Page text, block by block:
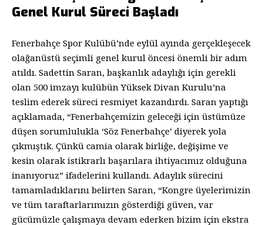
Genel Kurul Süreci Başladı
Fenerbahçe Spor Kulübü’nde eylül ayında gerçekleşecek
olağanüstü seçimli genel kurul öncesi önemli bir adım
atıldı. Sadettin Saran, başkanlık adaylığı için gerekli
olan 500 imzayı kulübün Yüksek Divan Kurulu’na
teslim ederek süreci resmiyet kazandırdı. Saran yaptığı
açıklamada, “Fenerbahçemizin geleceği için üstümüze
düşen sorumlulukla ‘Söz Fenerbahçe’ diyerek yola
çıkmıştık. Çünkü camia olarak birliğe, değişime ve
kesin olarak istikrarlı başarılara ihtiyacımız olduğuna
inanıyoruz” ifadelerini kullandı. Adaylık sürecini
tamamladıklarını belirten Saran, “Kongre üyelerimizin
ve tüm taraftarlarımızın gösterdiği güven, var
gücümüzle çalışmaya devam ederken bizim için ekstra